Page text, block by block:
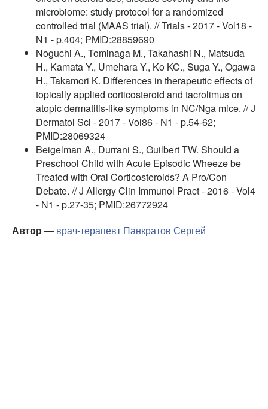
microbiome: study protocol for a randomized
controlled trial (MAAS trial). // Trials - 2017 - Vol18 -
N1 - p.404; PMID:28859690
Noguchi A., Tominaga M., Takahashi N., Matsuda
H., Kamata Y., Umehara Y., Ko KC., Suga Y., Ogawa
H., Takamori K. Differences in therapeutic effects of
topically applied corticosteroid and tacrolimus on
atopic dermatitis-like symptoms in NC/Nga mice. // J
Dermatol Sci - 2017 - Vol86 - N1 - p.54-62;
PMID:28069324
Beigelman A., Durrani S., Guilbert TW. Should a
Preschool Child with Acute Episodic Wheeze be
Treated with Oral Corticosteroids? A Pro/Con
Debate. // J Allergy Clin Immunol Pract - 2016 - Vol4
- N1 - p.27-35; PMID:26772924
Автор — врач-терапевт Панкратов Сергей